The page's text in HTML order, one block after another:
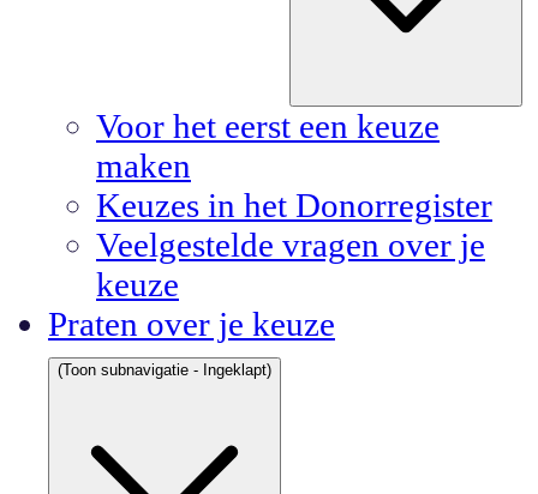
Voor het eerst een keuze
maken
Keuzes in het Donorregister
Veelgestelde vragen over je
keuze
Praten over je keuze
(Toon subnavigatie - Ingeklapt)